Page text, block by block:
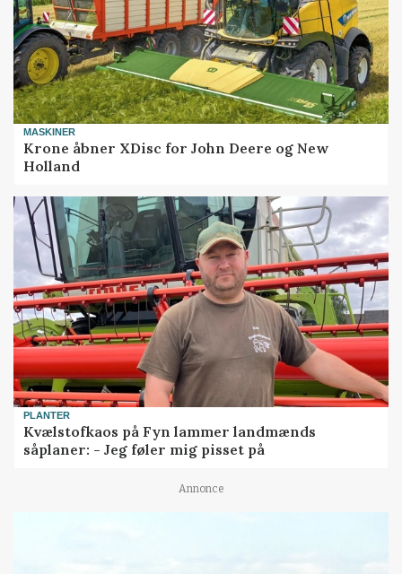
MASKINER
Krone åbner XDisc for John Deere og New
Holland
PLANTER
Kvælstofkaos på Fyn lammer landmænds
såplaner: - Jeg føler mig pisset på
Annonce